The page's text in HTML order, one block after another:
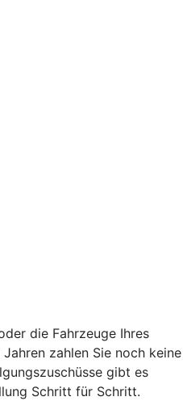
die Fahrzeuge Ihres
zahlen Sie noch keine
gibt es
Schritt für Schritt.